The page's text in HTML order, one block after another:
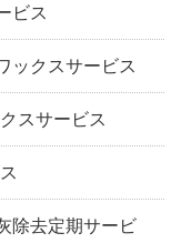
ビス
ックスサービス
スサービス
除去定期サービ